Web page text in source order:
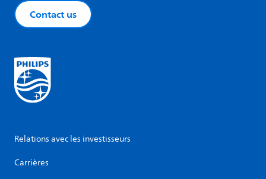
Contact us
Relations avec les investisseurs
Carrières